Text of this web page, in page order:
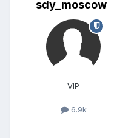
sdy_moscow
VIP
6.9k